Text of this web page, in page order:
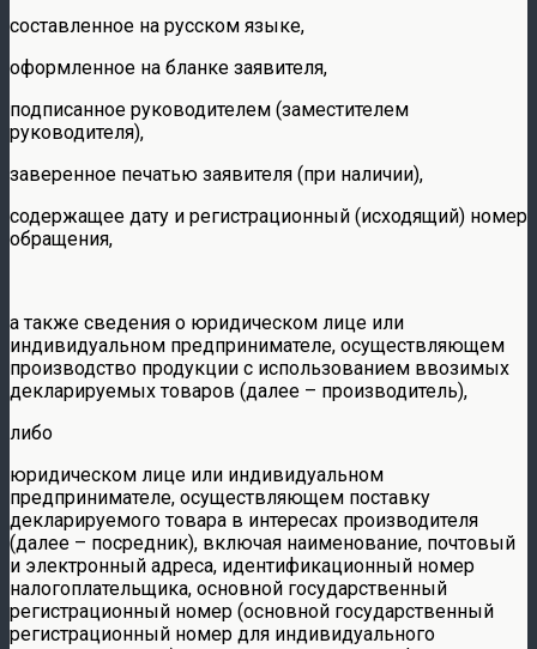
составленное на русском языке,
оформленное на бланке заявителя,
подписанное руководителем (заместителем
руководителя),
заверенное печатью заявителя (при наличии),
содержащее дату и регистрационный (исходящий) номер
обращения,
а также сведения о юридическом лице или
индивидуальном предпринимателе, осуществляющем
производство продукции с использованием ввозимых
декларируемых товаров (далее – производитель),
либо
юридическом лице или индивидуальном
предпринимателе, осуществляющем поставку
декларируемого товара в интересах производителя
(далее – посредник), включая наименование, почтовый
и электронный адреса, идентификационный номер
налогоплательщика, основной государственный
регистрационный номер (основной государственный
регистрационный номер для индивидуального